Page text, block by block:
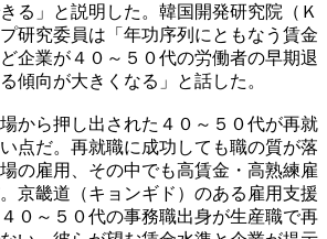
る」と説明した。韓国開発研究院（Ｋ
研究委員は「年功序列にともなう賃金
企業が４０～５０代の労働者の早期退
傾向が大きくなる」と話した。
から押し出された４０～５０代が再就
点だ。再就職に成功しても職の質が落
の雇用、その中でも高賃金・高熟練雇
京畿道（キョンギド）のある雇用支援
０～５０代の事務職出身が生産職で再